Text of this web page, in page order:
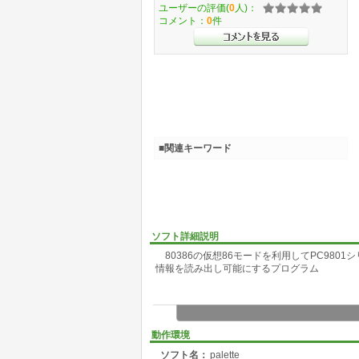
ソフト詳細説明
80386の仮想86モードを利用してPC9801シ
情報を読み出し可能にするプログラム
動作環境
ソフト名： palette
ユーザーの評価(0 人)：
コメント： 0件
■関連キーワード